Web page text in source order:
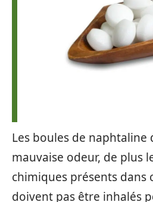
Les boules de naphtaline
mauvaise odeur, de plus
chimiques présents dans
doivent pas être inhalés